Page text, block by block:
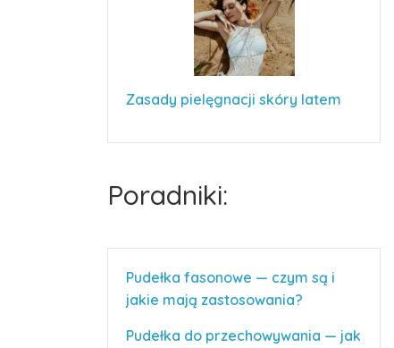
Zasady pielęgnacji skóry latem
Poradniki:
Pudełka fasonowe — czym są i
jakie mają zastosowania?
Pudełka do przechowywania — jak